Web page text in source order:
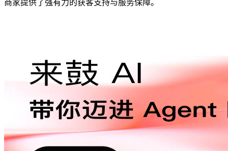
商家提供了强有力的获客支持与服务保障。